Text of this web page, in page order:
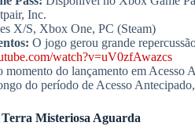
Inc.
X/S, Xbox One, PC (Steam)
O jogo gerou grande
watch?v=uV0zfAwazcs
momento do lançamento em Acesso
do período de Acesso
Misteriosa Aguarda